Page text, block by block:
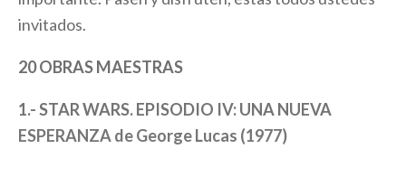
invitados.
20 OBRAS MAESTRAS
1.- STAR WARS. EPISODIO IV: UNA NUEVA
ESPERANZA de George Lucas (1977)